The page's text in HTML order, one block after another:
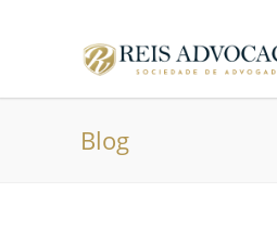
Blog